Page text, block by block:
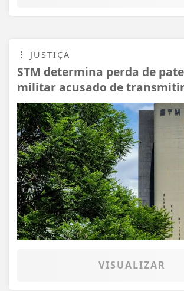
JUSTIÇA
STM determina perda de
militar acusado de
VISUALIZAR